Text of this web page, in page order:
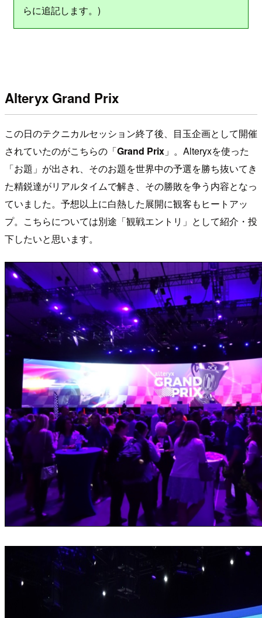
らに追記します。)
Alteryx Grand Prix
この日のテクニカルセッション終了後、目玉企画として開催
されていたのがこちらの「Grand Prix 」。Alteryxを使った
「お題」が出され、そのお題を世界中の予選を勝ち抜いてき
た精鋭達がリアルタイムで解き、その勝敗を争う内容となっ
ていました。予想以上に白熱した展開に観客もヒートアッ
プ。こちらについては別途「観戦エントリ」として紹介・投
下したいと思います。